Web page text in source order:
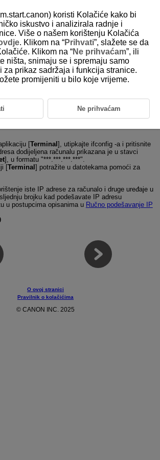
postavki
Prompt / Naredbeni redak], zatim
tipku
računalu, prikazuje se i maska podmreže,
poslužitelju.
[Terminal ], utipkajte ifconfig -a i pritisnite
dodijeljena računalu prikazana je u stavci
], u formatu "***.***.***.***".
[Terminal ] potražite u datotekama pomoći za
iste IP adrese za računalo i druge uređaje u
brojku kad podešavate IP adresu
u postupcima opisanima u Ručno podešavanje IP
O ovoj stranici
Pravilnik o kolačićima
© CANON INC. 2025
koristi Kolačiće kako bi
iskustvo i analizirala radnje i
Više o našem korištenju Kolačića
. Klikom na “Prihvati”, slažete se da
Klikom na “Ne prihvaćam”, ili
ništa, snimaju se i spremaju samo
za prikaz sadržaja i funkcija stranice.
promijeniti u bilo koje vrijeme.
Ne prihvaćam